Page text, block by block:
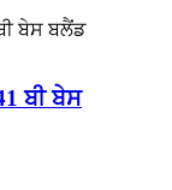
ਬੀ ਬੇਸ